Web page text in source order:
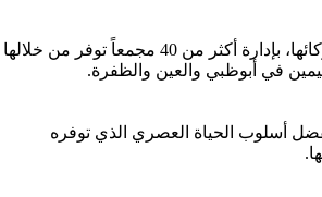
تقوم مجموعة سديرة في الوقت الحالي بالتعاون مع شركائها، بإدارة أكثر من 40 مجمعاً توفر من خلالها
في أبوظبي والعين والظفرة.
أسلوب الحياة العصري الذي توفره